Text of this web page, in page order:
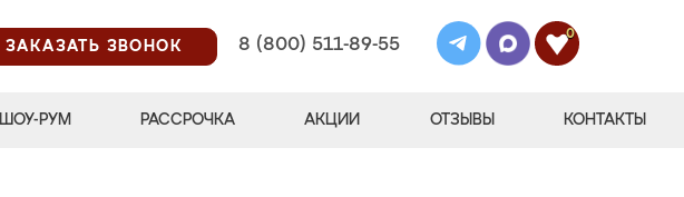
ЗАКАЗАТЬ ЗВОНОК
8 (800) 511-89-55
0
ШОУ-РУМ РАССРОЧКА АКЦИИ ОТЗЫВЫ КОНТАКТЫ